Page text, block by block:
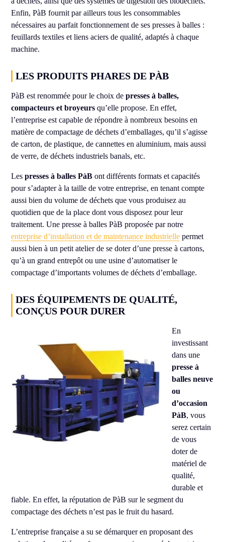
Enfin, PàB fournit par ailleurs tous les consommables
nécessaires au parfait fonctionnement de ses presses à balles :
feuillards textiles et liens aciers de qualité, adaptés à chaque
machine.
LES PRODUITS PHARES DE PÀB
PàB est renommée pour le choix depresses à balles,
compacteurs et broyeursqu’elle propose. En effet,
l’entreprise est capable de répondre à nombreux besoins en
matière de compactage de déchets d’emballages, qu’il s’agisse
de carton, de plastique, de cannettes en aluminium, mais aussi
de verre, de déchets industriels banals, etc.
Lespresses à balles PàB ont différents formats et capacités
pour s’adapter à la taille de votre entreprise, en tenant compte
aussi bien du volume de déchets que vous produisez au
quotidien que de la place dont vous disposez pour leur
traitement. Une presse à balles PàB proposée par notre
entreprise d’installation et de maintenance industrielle permet
aussi bien à un petit atelier de se doter d’une presse à cartons,
qu’à un grand entrepôt ou une usine d’automatiser le
compactage d’importants volumes de déchets d’emballage.
DES ÉQUIPEMENTS DE QUALITÉ,
CONÇUS POUR DURER
En
investissant
dans une
presse à
balles neuve
ou
d’occasion
PàB, vous
serez certain
de vous
doter de
matériel de
qualité,
durable et
fiable. En effet, la réputation de PàB sur le segment du
compactage des déchets n’est pas le fruit du hasard.
L’entreprise française a su se démarquer en proposant des